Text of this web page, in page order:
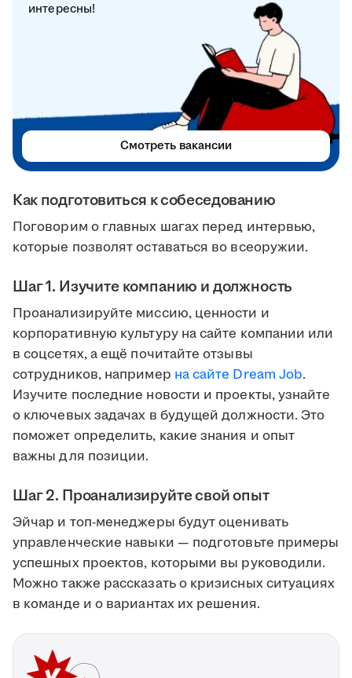
Как подготовиться к собеседованию
Поговорим о главных шагах перед интервью,
которые позволят оставаться во всеоружии.
Шаг 1. Изучите компанию и должность
Проанализируйте миссию, ценности и
корпоративную культуру на сайте компании или
в соцсетях, а ещё почитайте отзывы
сотрудников, например на сайте Dream Job.
Изучите последние новости и проекты, узнайте
о ключевых задачах в будущей должности. Это
поможет определить, какие знания и опыт
важны для позиции.
Шаг 2. Проанализируйте свой опыт
Эйчар и топ-менеджеры будут оценивать
управленческие навыки — подготовьте примеры
успешных проектов, которыми вы руководили.
Можно также рассказать о кризисных ситуациях
в команде и о вариантах их решения.
интересны!
Смотреть вакансии